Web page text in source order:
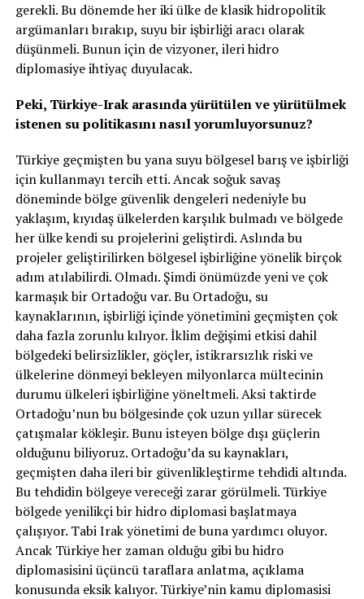
gerekli. Bu dönemde her iki ülke de klasik hidropolitik
argümanları bırakıp, suyu bir işbirliği aracı olarak
düşünmeli. Bunun için de vizyoner, ileri hidro
diplomasiye ihtiyaç duyulacak.
Peki, Türkiye-Irak arasında yürütülen ve yürütülmek
istenen su politikasını nasıl yorumluyorsunuz?
Türkiye geçmişten bu yana suyu bölgesel barış ve işbirliği
için kullanmayı tercih etti. Ancak soğuk savaş
döneminde bölge güvenlik dengeleri nedeniyle bu
yaklaşım, kıyıdaş ülkelerden karşılık bulmadı ve bölgede
her ülke kendi su projelerini geliştirdi. Aslında bu
projeler geliştirilirken bölgesel işbirliğine yönelik birçok
adım atılabilirdi. Olmadı. Şimdi önümüzde yeni ve çok
karmaşık bir Ortadoğu var. Bu Ortadoğu, su
kaynaklarının, işbirliği içinde yönetimini geçmişten çok
daha fazla zorunlu kılıyor. İklim değişimi etkisi dahil
bölgedeki belirsizlikler, göçler, istikrarsızlık riski ve
ülkelerine dönmeyi bekleyen milyonlarca mültecinin
durumu ülkeleri işbirliğine yöneltmeli. Aksi taktirde
Ortadoğu’nun bu bölgesinde çok uzun yıllar sürecek
çatışmalar kökleşir. Bunu isteyen bölge dışı güçlerin
olduğunu biliyoruz. Ortadoğu’da su kaynakları,
geçmişten daha ileri bir güvenlikleştirme tehdidi altında.
Bu tehdidin bölgeye vereceği zarar görülmeli. Türkiye
bölgede yenilikçi bir hidro diplomasi başlatmaya
çalışıyor. Tabi Irak yönetimi de buna yardımcı oluyor.
Ancak Türkiye her zaman olduğu gibi bu hidro
diplomasisini üçüncü taraflara anlatma, açıklama
konusunda eksik kalıyor. Türkiye’nin kamu diplomasisi